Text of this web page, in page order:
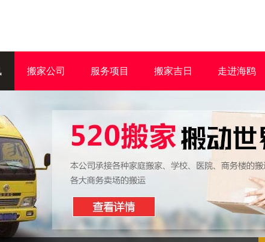
搬家公司 服务项目 搬家吉日 走进海鸥